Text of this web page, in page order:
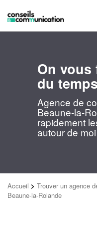
On vous
du
Agence de
Beaune-la-
rapidement
autour de moi
Accueil > Trouver un agence
Beaune-la-Rolande